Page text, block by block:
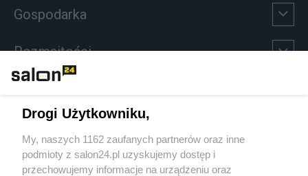
Gospodarka
Rozmaitości
Sport
Społeczeństwo
Drogi Użytkowniku,
My, naszych 1162 zaufanych partnerów oraz inne
podmioty z salon24.pl uzyskujemy dostęp i
przechowujemy informacje na urządzeniu oraz